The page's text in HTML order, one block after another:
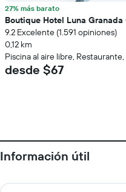
27% más barato
Boutique Hotel Luna Granada
9.2 Excelente (1.591 opiniones)
0,12 km
Piscina al aire libre,
desde $67
Información útil